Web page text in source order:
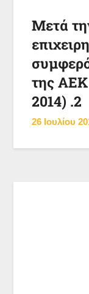
Μετά
της ΑΕΚ
2014) .2
26 Ιουλίου